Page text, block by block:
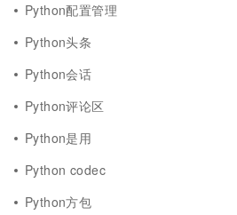
Python配置管理
Python头条
Python会话
Python评论区
Python是用
Python codec
Python方包